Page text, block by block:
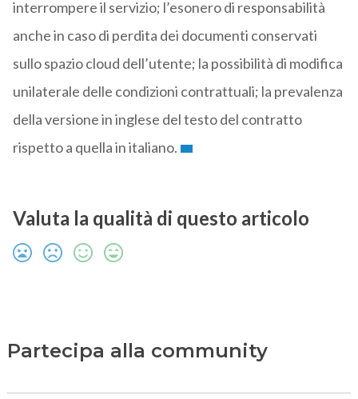
interrompere il servizio; l’esonero di responsabilità
anche in caso di perdita dei documenti conservati
sullo spazio cloud dell’utente; la possibilità di modifica
unilaterale delle condizioni contrattuali; la prevalenza
della versione in inglese del testo del contratto
rispetto a quella in italiano.
Valuta la qualità di questo articolo
Partecipa alla community